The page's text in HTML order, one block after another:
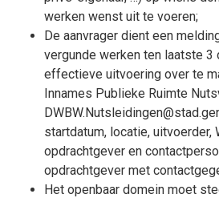
werken wenst uit te voeren;
De aanvrager dient een
vergunde werken ten laatste 3
effectieve uitvoering over te
Innames Publieke Ruimte
startdatum, locatie, uitvoerder,
opdrachtgever en
opdrachtgever met
Het openbaar domein moet